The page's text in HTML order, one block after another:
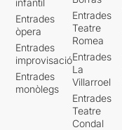
Entrades
òpera
Entrades
improvisació
Entrades
monòlegs
Entrades
Teatre
Romea
Entrades
La
Villarroel
Entrades
Teatre
Condal